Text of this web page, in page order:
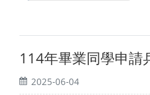
114年畢業同學申請
2025-06-04